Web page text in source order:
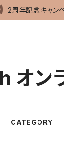
2周年記念キャ
ン
CATEGORY